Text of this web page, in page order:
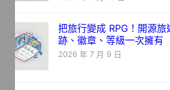
把旅行變成 RPG！開源旅
跡、徽章、等級一次擁有
2026 年 7 月 9 日